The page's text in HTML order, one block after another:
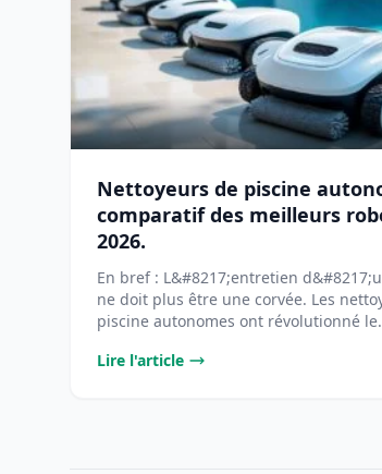
Nettoyeurs de piscine
comparatif des meilleurs
2026.
En bref : L&#8217;entretien
ne doit plus être une corvée. Les
piscine autonomes ont révolutionné le
Lire l'article